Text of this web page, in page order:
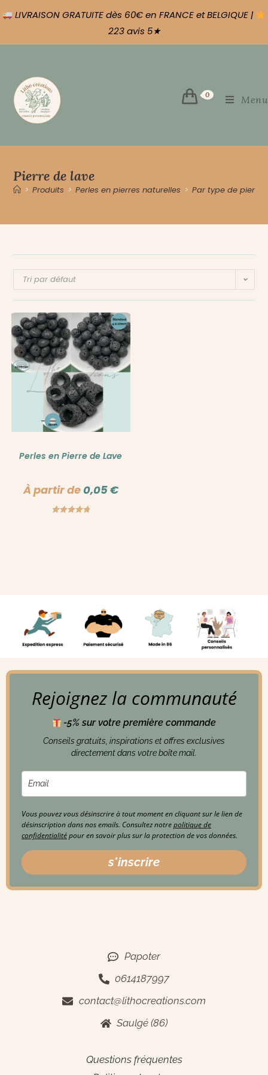
LIVRAISON GRATUITE dès 60€ en FRANCE et BELGIQUE |
223 avis 5★
0 Menu
Pierre de lave
> Produits > Perles en pierres naturelles > Par type de pierre
Tri par défaut
Perles en Pierre de Lave
À partir de 0,05€
Rejoignez la communauté
-5% sur votre première commande
Conseils gratuits, inspirations et offres exclusives
directement dans votre boîte mail.
Vous pouvez vous désinscrire à tout moment en cliquant sur le lien de
désinscription dans nos emails. Consultez notrepolitique de
confidentialitépour en savoir plus sur la protection de vos données.
s'inscrire
Papoter
0614187997
contact@lithocreations.com
Saulgé (86)
Questions fréquentes